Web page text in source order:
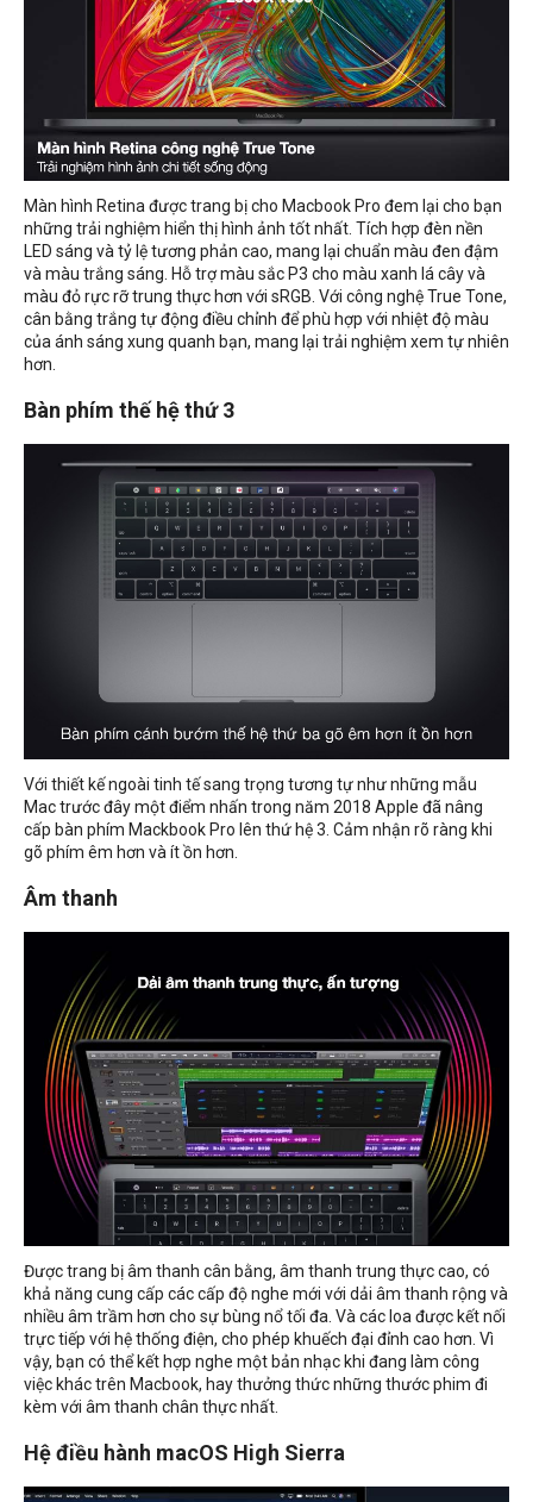
Màn hình Retina được trang bị cho Macbook Pro đem lại cho bạn
những trải nghiệm hiển thị hình ảnh tốt nhất. Tích hợp đèn nền
LED sáng và tỷ lệ tương phản cao, mang lại chuẩn màu đen đậm
và màu trắng sáng. Hỗ trợ màu sắc P3 cho màu xanh lá cây và
màu đỏ rực rỡ trung thực hơn với sRGB. Với công nghệ True Tone,
cân bằng trắng tự động điều chỉnh để phù hợp với nhiệt độ màu
của ánh sáng xung quanh bạn, mang lại trải nghiệm xem tự nhiên
hơn.
Bàn phím thế hệ thứ 3
Với thiết kế ngoài tinh tế sang trọng tương tự như những mẫu
Mac trước đây một điểm nhấn trong năm 2018 Apple đã nâng
cấp bàn phím Mackbook Pro lên thứ hệ 3. Cảm nhận rõ ràng khi
gõ phím êm hơn và ít ồn hơn.
Âm thanh
Được trang bị âm thanh cân bằng, âm thanh trung thực cao, có
khả năng cung cấp các cấp độ nghe mới với dải âm thanh rộng và
nhiều âm trầm hơn cho sự bùng nổ tối đa. Và các loa được kết nối
trực tiếp với hệ thống điện, cho phép khuếch đại đỉnh cao hơn. Vì
vậy, bạn có thể kết hợp nghe một bản nhạc khi đang làm công
việc khác trên Macbook, hay thưởng thức những thước phim đi
kèm với âm thanh chân thực nhất.
Hệ điều hành macOS High Sierra